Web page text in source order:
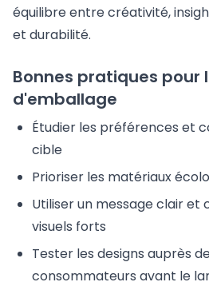
équilibre entre créativité,
et durabilité.
Bonnes pratiques pour
d'emballage
Étudier les préférences et
cible
Prioriser les matériaux
Utiliser un message clair et
visuels forts
Tester les designs auprès
consommateurs avant le